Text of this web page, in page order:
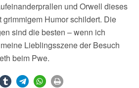
und Orwell dieses
grimmigem Humor schildert. Die
sind die besten – wenn ich
Lieblingsszene der Besuch
beim Pwe.